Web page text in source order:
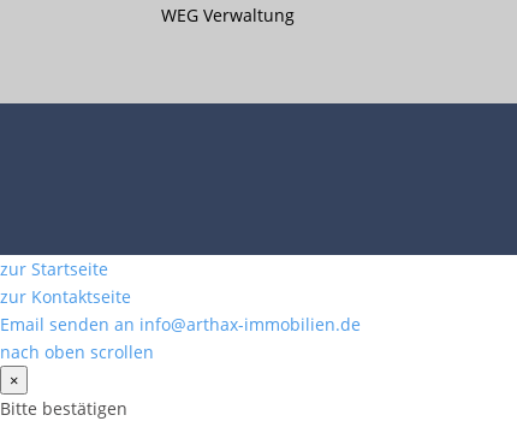
WEG Verwaltung
zur Startseite
zur Kontaktseite
Email senden an info@arthax-immobilien.de
nach oben scrollen
×
Bitte bestätigen